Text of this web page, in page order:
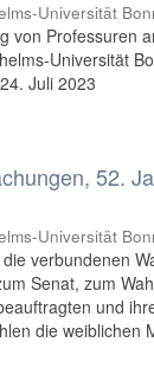
Universität
von Professuren
Universität
Juli 2023
52.
Universität
verbundenen
Senat, zum
und
die weiblichen